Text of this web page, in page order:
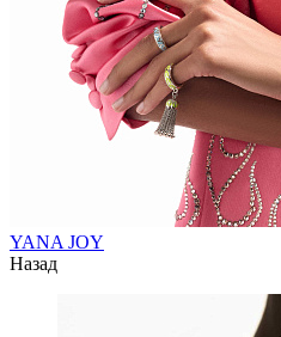
YANA JOY
Назад